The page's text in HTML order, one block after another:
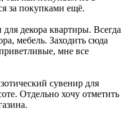
за покупками ещё.
декора квартиры. Всегда
мебель. Заходить сюда
мне все
сувенир для
Отдельно хочу отметить